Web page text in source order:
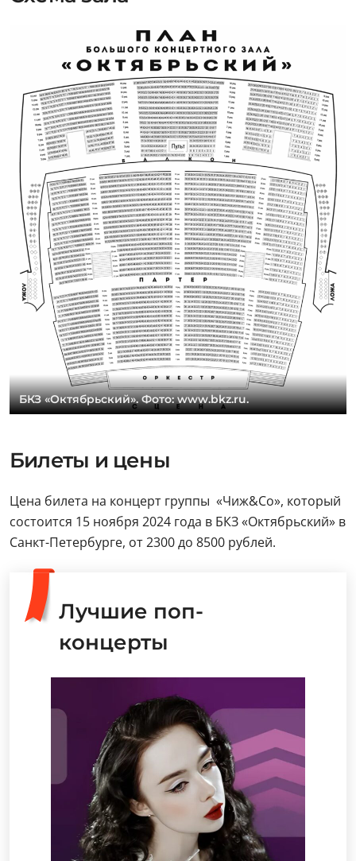
БКЗ «Октябрьский». Фото: www.bkz.ru.
Билеты и цены
Цена билета на концерт группы «Чиж&Со», который
состоится 15 ноября 2024 года в БКЗ «Октябрьский» в
Санкт-Петербурге, от 2300 до 8500 рублей.
Лучшие поп-
концерты